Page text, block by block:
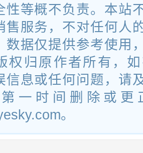
性等概不负责。本站
售服务，不对任何人
数据仅提供参考使用
权归原作者所有，
信息或任何问题，请
一时间删除或更
。